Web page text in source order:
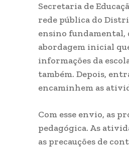
Secretaria de
rede pública do
ensino fundamental,
abordagem inicial
informações da
também. Depois,
encaminhem as
Com esse envio, as
pedagógica. As
as precauções de